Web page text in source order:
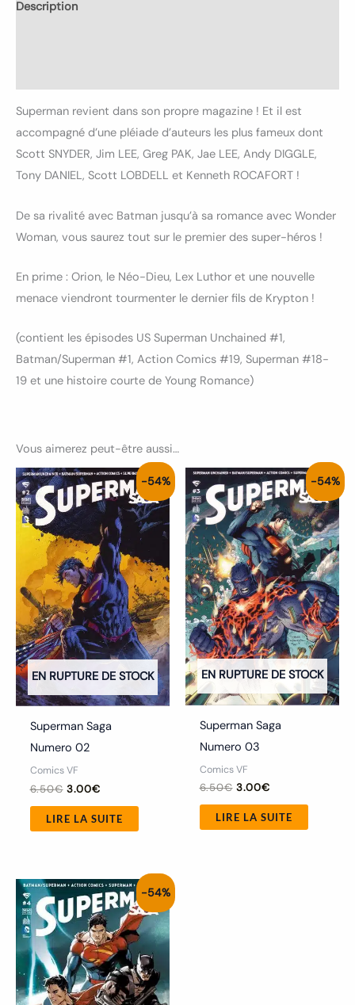
Description
Superman revient dans son propre magazine ! Et il est
accompagné d’une pléiade d’auteurs les plus fameux dont
Scott SNYDER, Jim LEE, Greg PAK, Jae LEE, Andy DIGGLE,
Tony DANIEL, Scott LOBDELL et Kenneth ROCAFORT !
De sa rivalité avec Batman jusqu’à sa romance avec Wonder
Woman, vous saurez tout sur le premier des super-héros !
En prime : Orion, le Néo-Dieu, Lex Luthor et une nouvelle
menace viendront tourmenter le dernier fils de Krypton !
(contient les épisodes US Superman Unchained #1,
Batman/Superman #1, Action Comics #19, Superman #18-
19 et une histoire courte de Young Romance)
Vous aimerez peut-être aussi…
-54%
EN RUPTURE DE STOCK
Superman Saga
Numero 02
Comics VF
6.50€
Le
prix
initial
était :
6.50€.
3.00€
Le
prix
actuel
est :
3.00€.
LIRE LA SUITE
-54%
EN RUPTURE DE STOCK
Superman Saga
Numero 03
Comics VF
6.50€
Le
prix
initial
était :
6.50€.
3.00€
Le
prix
actuel
est :
3.00€.
LIRE LA SUITE
-54%
Le
prix
initial
était :
6.50€.
Le
prix
actuel
est :
3.00€.